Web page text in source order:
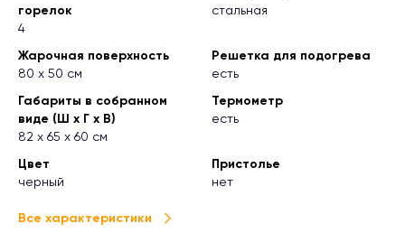
горелок
4
стальная
Жарочная поверхность
80 х 50 см
Решетка для подогрева
есть
Габариты в собранном
виде (Ш х Г х В)
82 х 65 х 60 см
Термометр
есть
Цвет
черный
Пристолье
нет
Все характеристики